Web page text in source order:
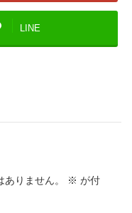
LINE
りません。 ※ が付